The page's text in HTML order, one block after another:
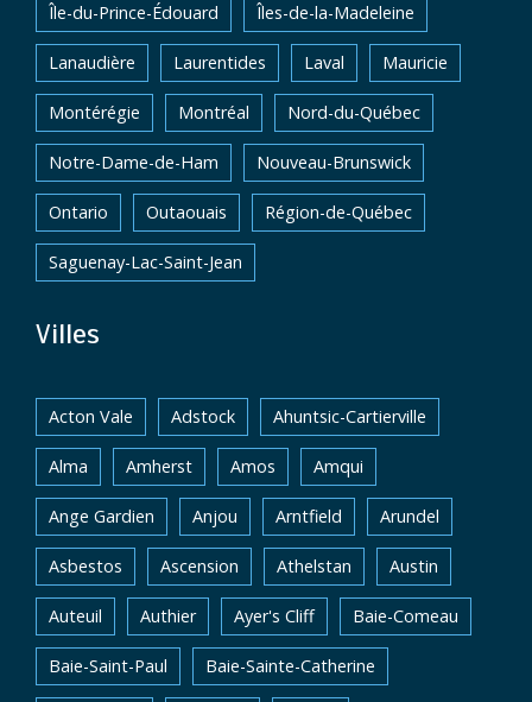
Île-du-Prince-Édouard Îles-de-la-Madeleine
Lanaudière Laurentides Laval Mauricie
Montérégie Montréal Nord-du-Québec
Notre-Dame-de-Ham Nouveau-Brunswick
Ontario Outaouais Région-de-Québec
Saguenay-Lac-Saint-Jean
Villes
Acton Vale Adstock Ahuntsic-Cartierville
Alma Amherst Amos Amqui
Ange Gardien Anjou Arntfield Arundel
Asbestos Ascension Athelstan Austin
Auteuil Authier Ayer's Cliff Baie-Comeau
Baie-Saint-Paul Baie-Sainte-Catherine